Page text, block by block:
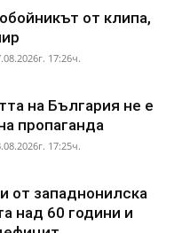
от клипа,
17:26ч.
на България не е
пропаганда
17:25ч.
от западнонилска
над 60 години и